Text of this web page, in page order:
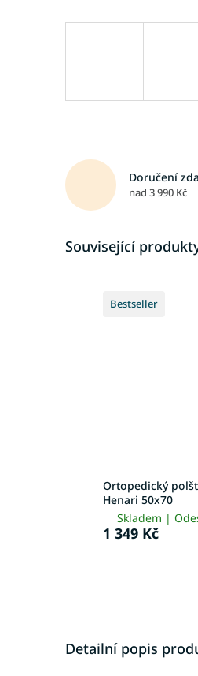
Doručení
nad 3 990 Kč
Související
Bestseller
Ortopedický
Henari 50x70
Skladem |
1 349 Kč
Detailní popis